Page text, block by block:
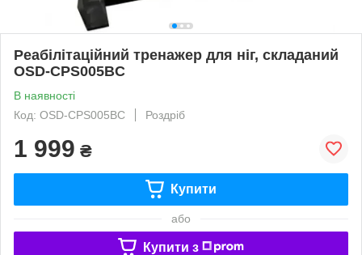
Реабілітаційний тренажер для ніг, складаний
OSD-CPS005BC
В наявності
Код: OSD-CPS005BC
Роздріб
1 999 ₴
Купити
або
Купити з